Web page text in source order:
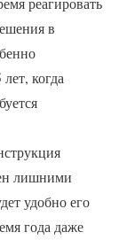
в
когда
лишними
удобно его
года даже